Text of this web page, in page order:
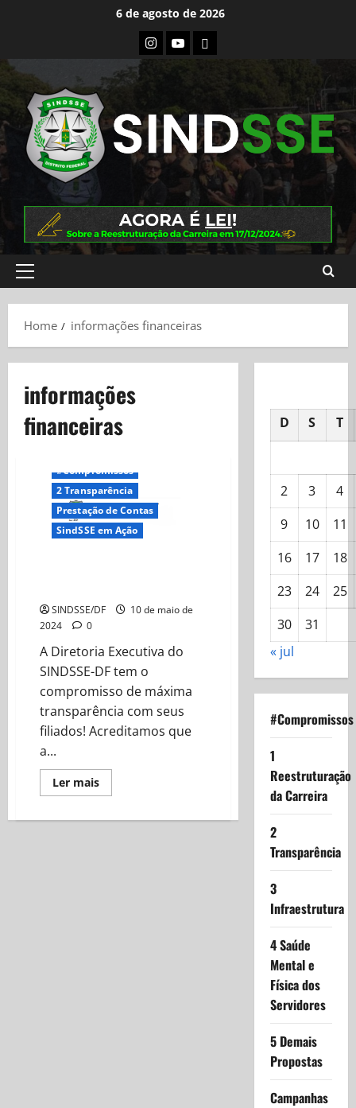
6 de agosto de 2026
Instagram
YoutubeFlickr
Primary
Home
informações financeiras
informações
financeiras
#Compromissos
2 Transparência
Prestação de Contas
SindSSE em Ação
SINDSSE/DF
10 de maio de
2024
0
A Diretoria Executiva do
SINDSSE-DF tem o
compromisso de máxima
transparência com seus
filiados! Acreditamos que
a...
Ler maisRead
more
D S T
2 3
4
9
10
11
16
17
18
23
24
25
30
31
« jul
#Compromissos
1
Reestruturação
da Carreira
2
Transparência
3
Infraestrutura
4 Saúde
Mental e
Física dos
Servidores
5 Demais
Propostas
Campanhas